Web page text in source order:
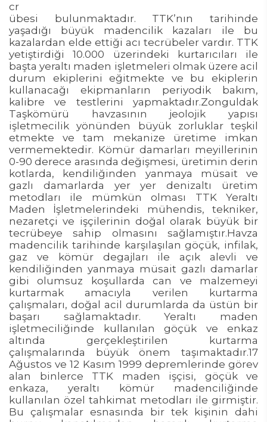
cr
übesi bulunmaktadır. TTK’nın tarihinde
yaşadığı büyük madencilik kazaları ile bu
kazalardan elde ettiği acı tecrübeler vardır. TTK
yetiştirdiği 10.000 üzerindeki kurtarıcıları ile
başta yeraltı maden işletmeleri olmak üzere acil
durum ekiplerini eğitmekte ve bu ekiplerin
kullanacağı ekipmanların periyodik bakım,
kalibre ve testlerini yapmaktadır.Zonguldak
Taşkömürü havzasının jeolojik yapısı
işletmecilik yönünden büyük zorluklar teşkil
etmekte ve tam mekanize üretime imkan
vermemektedir. Kömür damarları meyillerinin
0-90 derece arasında değişmesi, üretimin derin
kotlarda, kendiliğinden yanmaya müsait ve
gazlı damarlarda yer yer denizaltı üretim
metodları ile mümkün olması TTK Yeraltı
Maden İşletmelerindeki mühendis, tekniker,
nezaretçi ve işçilerinin doğal olarak büyük bir
tecrübeye sahip olmasını sağlamıştır.Havza
madencilik tarihinde karşılaşılan göçük, infilak,
gaz ve kömür degajları ile açık alevli ve
kendiliğinden yanmaya müsait gazlı damarlar
gibi olumsuz koşullarda can ve malzemeyi
kurtarmak amacıyla verilen kurtarma
çalışmaları, doğal acil durumlarda da üstün bir
başarı sağlamaktadır. Yeraltı maden
işletmeciliğinde kullanılan göçük ve enkaz
altında gerçekleştirilen kurtarma
çalışmalarında büyük önem taşımaktadır.17
Ağustos ve 12 Kasım 1999 depremlerinde görev
alan binlerce TTK maden işçisi, göçük ve
enkaza, yeraltı kömür madenciliğinde
kullanılan özel tahkimat metodları ile girmiştir.
Bu çalışmalar esnasında bir tek kişinin dahi